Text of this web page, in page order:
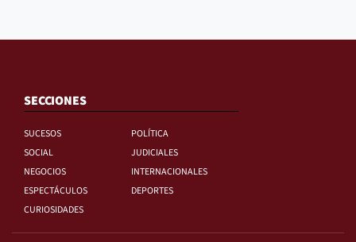
SECCIONES
SUCESOS
POLÍTICA
SOCIAL
JUDICIALES
NEGOCIOS
INTERNACIONALES
ESPECTÁCULOS
DEPORTES
CURIOSIDADES